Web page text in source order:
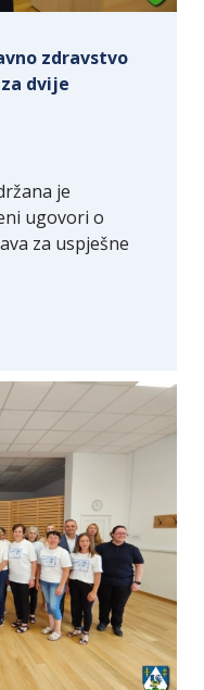
zdravstvo
dvije
je
ugovori o
za uspješne